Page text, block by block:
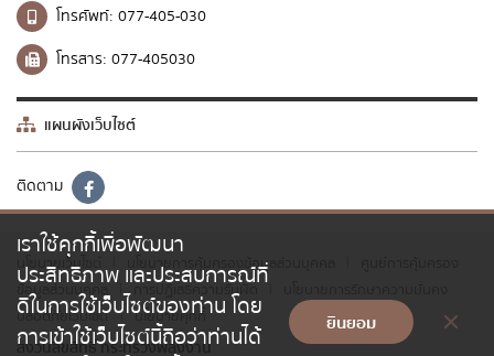
เราใช้คุกกี้เพื่อพัฒนา
ประสิทธิภาพ และประสบการณ์ที่
ดีในการใช้เว็บไซต์ของท่าน โดย
การเข้าใช้เว็บไซต์นี้ถือว่าท่านได้
ยินยอม
โทรศัพท์: 077-405-030
โทรสาร: 077-405030
แผนผังเว็บไซต์
ติดตาม
นโยบายเว็บไซต์ นโยบายการคุ้มครองข้อมูลส่วนบุคคล
ข้อมูลส่วนบุคคล
การปฏิเสธความรับผิด
ปลอดภัยเว็บไซต์
| นโยบายคุกกี้
สงวนลิขสิทธิ์ กระทรวงพลังงาน